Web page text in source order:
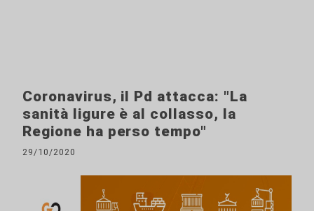
Coronavirus, il Pd attacca: "La
sanità ligure è al collasso, la
Regione ha perso tempo"
29/10/2020